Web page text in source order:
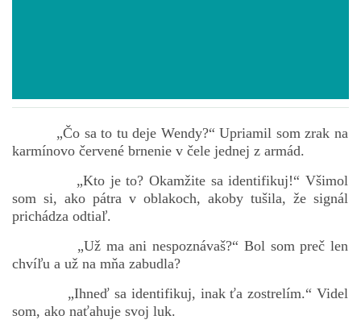
TARA
VÍLA NA BRONZOVEJ ULICI
VLČÍ MOR
bludicka.cirezlo@gmail.com
„Čo sa to tu deje Wendy?“ Upriamil som zrak na
karmínovo červené brnenie v čele jednej z armád.
„Kto je to? Okamžite sa identifikuj!“ Všimol
som si, ako pátra v oblakoch, akoby tušila, že signál
prichádza odtiaľ.
„Už ma ani nespoznávaš?“ Bol som preč len
chvíľu a už na mňa zabudla?
„Ihneď sa identifikuj, inak ťa zostrelím.“ Videl
som, ako naťahuje svoj luk.